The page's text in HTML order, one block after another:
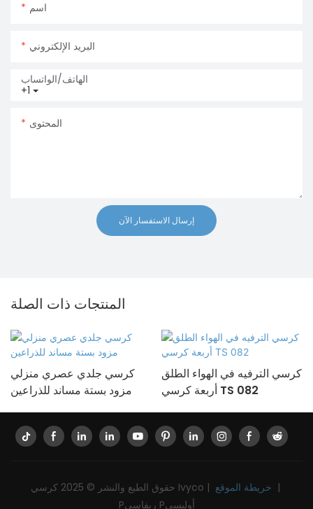
اسم
البريد الإلكتروني
+1
الهاتف/الواتساب
المحتوى
إرسال الاستفسار الآن
المنتجات ذات الصلة
كرسي جلدي عصري منزلي
مزود بستة مساند للذراعين
كرسي الترفيه في الهواء الطلق
أربعة كرسي TS 082
حقوق الطبع والنشر © 2025 كرسي Ivyco |
|
Pريفاسي Pأوليسي